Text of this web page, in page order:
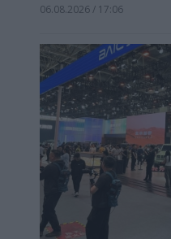
06.08.2026 / 17:06